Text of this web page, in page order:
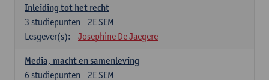
Inleiding tot het recht
2E SEM
3 studiepunten
Lesgever(s):
Josephine De Jaegere
Media, macht en samenleving
2E SEM
6 studiepunten